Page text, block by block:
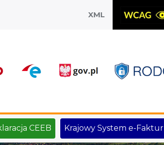
XML
CEEB Krajowy System e-Faktur